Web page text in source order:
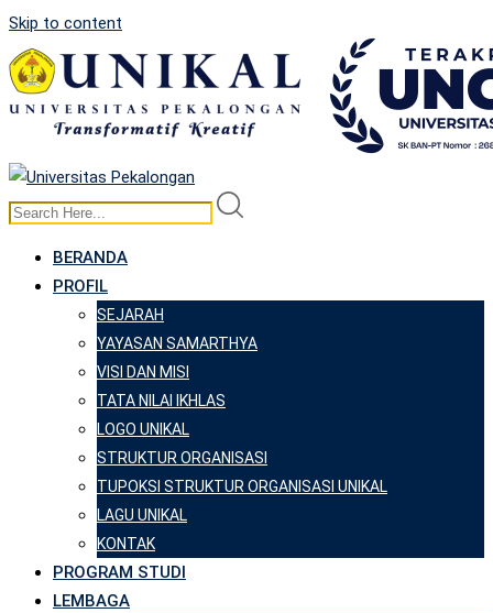
Skip to content
BERANDA
PROFIL
SEJARAH
YAYASAN SAMARTHYA
VISI DAN MISI
TATA NILAI IKHLAS
LOGO UNIKAL
STRUKTUR ORGANISASI
TUPOKSI STRUKTUR ORGANISASI UNIKAL
LAGU UNIKAL
KONTAK
PROGRAM STUDI
LEMBAGA